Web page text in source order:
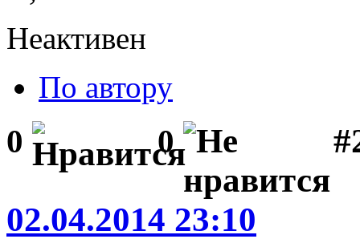
Неактивен
По автору
0 0
02.04.2014 23:10